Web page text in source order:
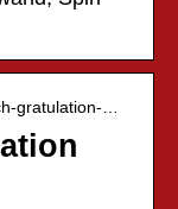
gratulation-…